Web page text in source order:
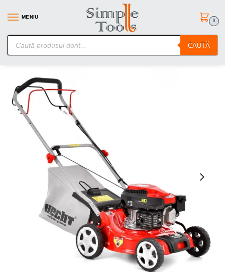
MENIU
CAUTĂ
0
SimpleTools.ro – Gasesti orice – Comanzi simplu
Prima pagină
Unelte de gradina Masini tuns iarba HECHT 541 SW – Mașină de tuns iarba, pe benzină